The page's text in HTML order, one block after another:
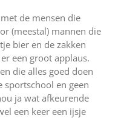
de mensen die
(meestal) mannen die
bier en de zakken
een groot applaus.
die alles goed doen
sportschool en geen
ja wat afkeurende
een keer een ijsje